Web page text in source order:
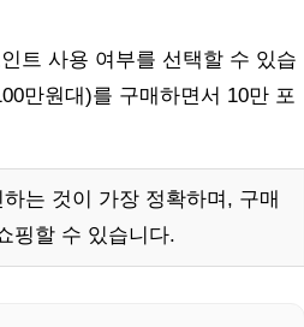
트 사용 여부를 선택할 수 있습
만원대)를 구매하면서 10만 포
는 것이 가장 정확하며, 구매
핑할 수 있습니다.